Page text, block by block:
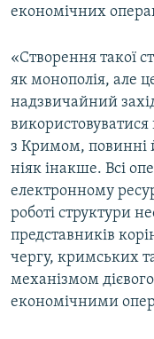
економічних
«Створення такої
як монополія, але
надзвичайний
з Кримом, повинні
ніяк інакше. Всі
електронному
роботі структури
представників
чергу, кримських
механізмом
економічними